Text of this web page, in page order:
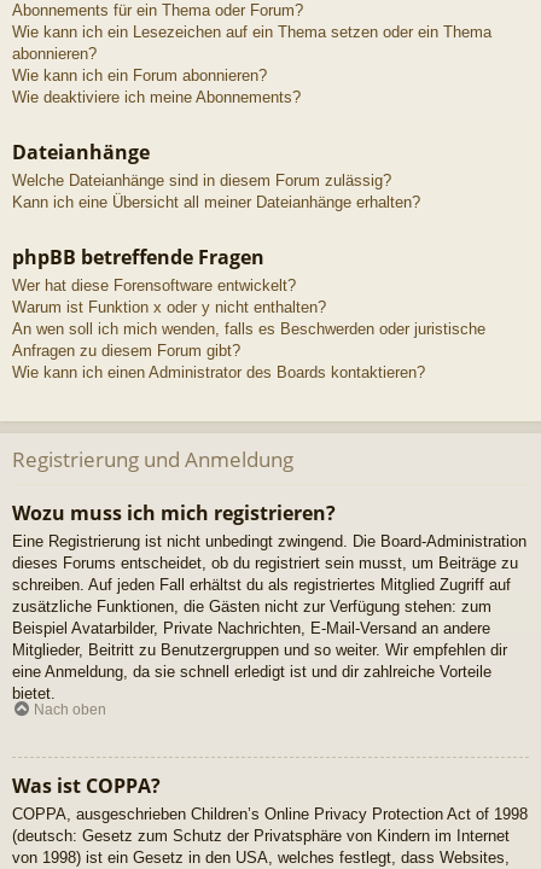
Abonnements für ein Thema oder Forum?
Wie kann ich ein Lesezeichen auf ein Thema setzen oder ein Thema
abonnieren?
Wie kann ich ein Forum abonnieren?
Wie deaktiviere ich meine Abonnements?
Dateianhänge
Welche Dateianhänge sind in diesem Forum zulässig?
Kann ich eine Übersicht all meiner Dateianhänge erhalten?
phpBB betreffende Fragen
Wer hat diese Forensoftware entwickelt?
Warum ist Funktion x oder y nicht enthalten?
An wen soll ich mich wenden, falls es Beschwerden oder juristische
Anfragen zu diesem Forum gibt?
Wie kann ich einen Administrator des Boards kontaktieren?
Registrierung und Anmeldung
Wozu muss ich mich registrieren?
Eine Registrierung ist nicht unbedingt zwingend. Die Board-Administration
dieses Forums entscheidet, ob du registriert sein musst, um Beiträge zu
schreiben. Auf jeden Fall erhältst du als registriertes Mitglied Zugriff auf
zusätzliche Funktionen, die Gästen nicht zur Verfügung stehen: zum
Beispiel Avatarbilder, Private Nachrichten, E-Mail-Versand an andere
Mitglieder, Beitritt zu Benutzergruppen und so weiter. Wir empfehlen dir
eine Anmeldung, da sie schnell erledigt ist und dir zahlreiche Vorteile
bietet.
Nach oben
Was ist COPPA?
COPPA, ausgeschrieben Children’s Online Privacy Protection Act of 1998
(deutsch: Gesetz zum Schutz der Privatsphäre von Kindern im Internet
von 1998) ist ein Gesetz in den USA, welches festlegt, dass Websites,